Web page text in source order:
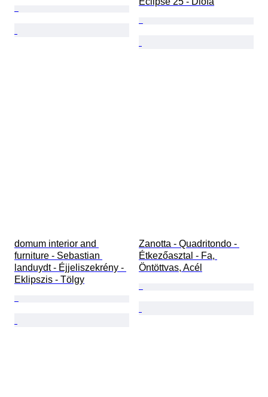
domum interior and
furniture - Sebastian
landuydt - Éjjeliszekrény -
Eklipszis - Tölgy
Zanotta - Quadritondo -
Étkezőasztal - Fa,
Öntöttvas, Acél